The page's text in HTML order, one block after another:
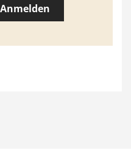
Anmelden